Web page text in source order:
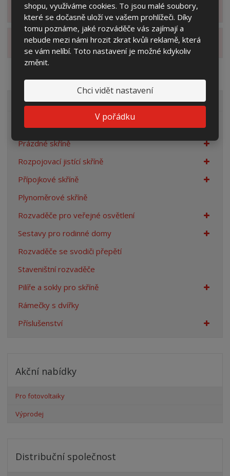
shopu, využíváme cookies. To jsou malé soubory,
které se dočasně uloží ve vašem prohlížeči. Díky
tomu poznáme, jaké rozváděče vás zajímají a
nebude mezi námi hrozit zkrat kvůli reklamě, která
se vám nelíbí. Toto nastavení je možné kdykoliv
změnit.
Chci vidět nastavení
V pořádku
Zobrazit technické parametry
Zobrazit hodnocení produktu
VŠECHNY KATEGORIE
Elektroměrové rozvaděče
Prázdné skříně
Rozpojovací jistící skříně
Přípojkové skříně
Plynoměrové skříně
Rozvaděče pro veřejné osvětlení
Sestavy pro rodinné domy
Rozvaděče se svodiči přepětí
Staveništní rozvaděče
Pilíře a sokly pro skříně
Rámečky s dvířky
Příslušenství
Akční nabídky
Pro fotovoltaiky
Výprodej
Distribuční společnost